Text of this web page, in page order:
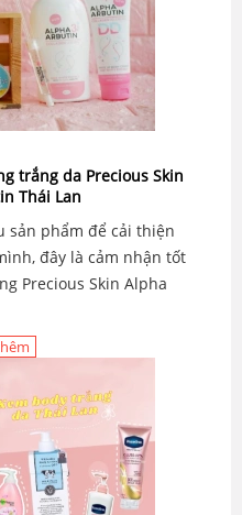
trắng da Precious Skin
Thái Lan
sản phẩm để cải thiện
đây là cảm nhận tốt
Precious Skin Alpha